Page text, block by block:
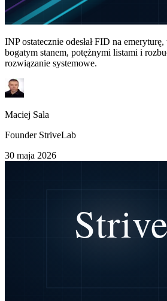
INP ostatecznie odesłał FID na
bogatym stanem, potężnymi listami i
rozwiązanie systemowe.
Maciej Sala
Founder StriveLab
30 maja 2026